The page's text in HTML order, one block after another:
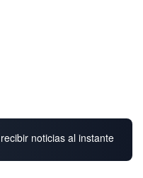
noticias al instante